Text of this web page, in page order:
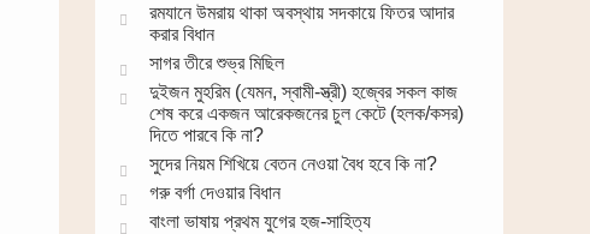
রমযানে উমরায় থাকা অবস্থায় সদকায়ে ফিতর আদার
করার বিধান
সাগর তীরে শুভ্র মিছিল
দুইজন মুহরিম (যেমন, স্বামী-স্ত্রী) হজ্বের সকল কাজ
শেষ করে একজন আরেকজনের চুল কেটে (হলক/কসর)
দিতে পারবে কি না?
সুদের নিয়ম শিখিয়ে বেতন নেওয়া বৈধ হবে কি না?
গরু বর্গা দেওয়ার বিধান
বাংলা ভাষায় প্রথম যুগের হজ-সাহিত্য